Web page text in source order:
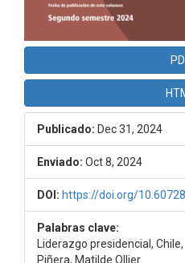
Publicado: Dec 31, 2024
Enviado: Oct 8, 2024
DOI: https://doi.org/
Palabras clave:
Liderazgo presidencial,
Piñera, Matilde Ollier